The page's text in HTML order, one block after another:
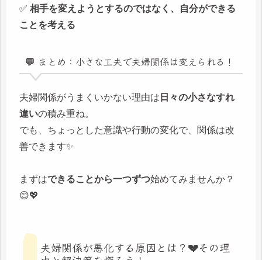
✅ 相手を変えようとするのではなく、自分ができる
ことを考える
💬 まとめ：小さな工夫で夫婦関係は変えられる！
夫婦関係がうまくいかない理由は 日々の小さなすれ
違いの積み重ね。
でも、ちょっとした意識や行動の変化で、関係は改
善できます✨
まずはできることから一つずつ始めてみませんか？
😊💖
夫婦関係が悪化する原因とは？💔その理